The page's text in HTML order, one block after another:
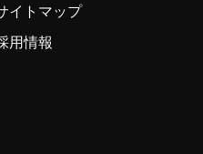
イトマップ
用情報